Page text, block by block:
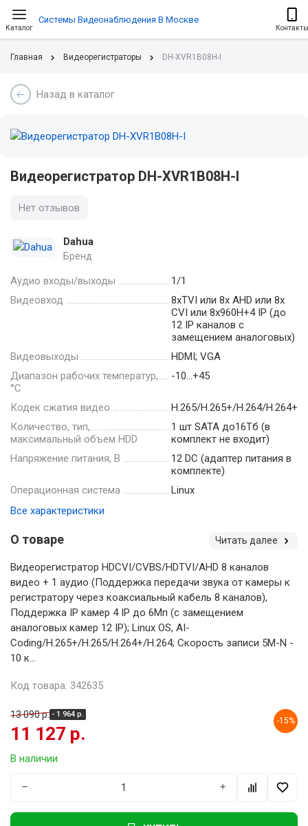
Каталог
Системы Видеонаблюдения В Москве
Контакты
Главная Видеорегистраторы DH-XVR1B08H-I
Назад в каталог
Видеорегистратор DH-XVR1B08H-I
Нет отзывов
Dahua
Бренд
Аудио входы/выходы
1/1
Видеовход
8xTVI или 8х AHD или 8x
CVI или 8х960H+4 IP (до
12 IP каналов с
замещением аналоговых)
Видеовыходы
HDMI; VGA
Диапазон рабочих температур,
°С
-10…+45
Кодек сжатия видео
H.265/H.265+/H.264/H.264+
Количество, тип,
максимальный объем HDD
1 шт SATA до16Тб (в
комплект не входит)
Напряжение питания, В
12 DC (адаптер питания в
комплекте)
Операционная система
Linux
Все характеристики
О товаре Читать далее
Видеорегистратор HDCVI/CVBS/HDTVI/AHD 8 каналов
видео + 1 аудио (Поддержка передачи звука от камеры к
регистратору через коаксиальный кабель 8 каналов),
Поддержка IP камер 4 IP до 6Мп (с замещением
аналоговых камер 12 IP); Linux OS, AI-
Coding/H.265+/H.265/H.264+/H.264; Скорость записи 5M-N -
10 к...
Код товара: 342635
13 090 р. - 1 964 р.
11 127 р.
-15%
В наличии
− +